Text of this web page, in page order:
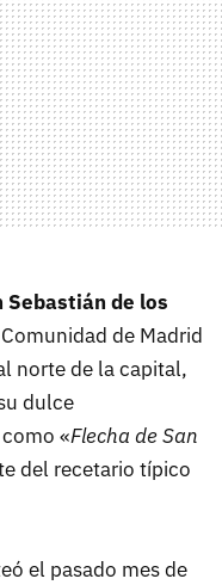
Sebastián de los
de Madrid
norte de la capital,
dulce
«Flecha de San
del recetario típico
el pasado mes de